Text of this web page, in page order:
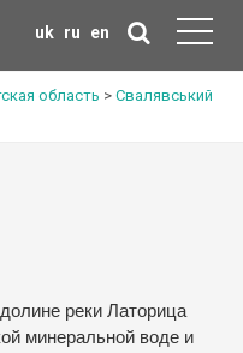
uk ru en
область > Свалявський
реки Латорица
минеральной воде и